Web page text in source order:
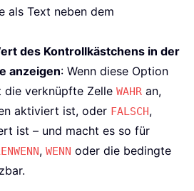
als Text neben dem
des Kontrollkästchens in der
anzeigen: Wenn diese Option
verknüpfte Zelle WAHR an,
aktiviert ist, oder FALSCH,
ist – und macht es so für
, WENN oder die bedingte